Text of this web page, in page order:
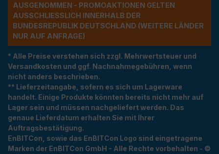
USGENOMMEN - PROMOAKTIONEN GELTEN A
USSCHLIESSLICH INNERHALB DER BU
NDESREPUBLIK DEUTSCHLAND (WEITERE LÄNDER NU
R AUF ANFRAGE)
* Alle Preise verstehen sich zzgl. Mehrwertsteuer und
Versandkosten und ggf. Nachnahmegebühren, wenn
nicht anders beschrieben.
** Lieferzeitangabe, sofern es sich um Lagerware
handelt. Einige Produkte könnten bereits nicht mehr auf
Lager sein und müssen nachgeliefert werden. Das
genaue Lieferdatum erhalten Sie mit Ihrer
Auftragsbestätigung.
EnBITCon, sowie das EnBITCon Logo sind eingetragene
Marken der EnBITCon GmbH - Alle Rechte vorbehalten - ©